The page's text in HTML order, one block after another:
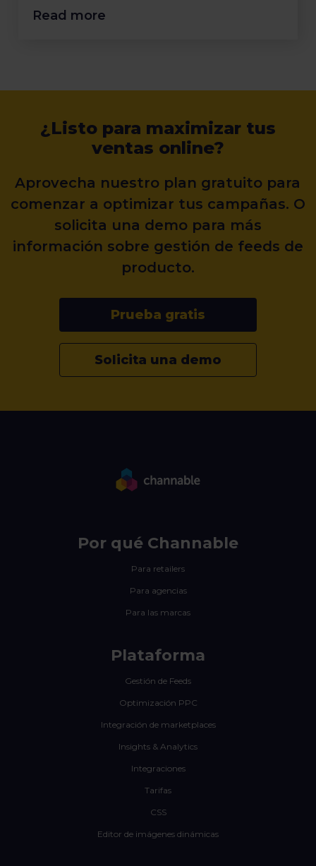
Read more
¿Listo para maximizar tus
ventas online?
Aprovecha nuestro plan gratuito para
comenzar a optimizar tus campañas. O
solicita una demo para más
información sobre gestión de feeds de
producto.
Prueba gratis
Solicita una demo
Por qué Channable
Para retailers
Para agencias
Para las marcas
Plataforma
Gestión de Feeds
Optimización PPC
Integración de marketplaces
Insights & Analytics
Integraciones
Tarifas
CSS
Editor de imágenes dinámicas